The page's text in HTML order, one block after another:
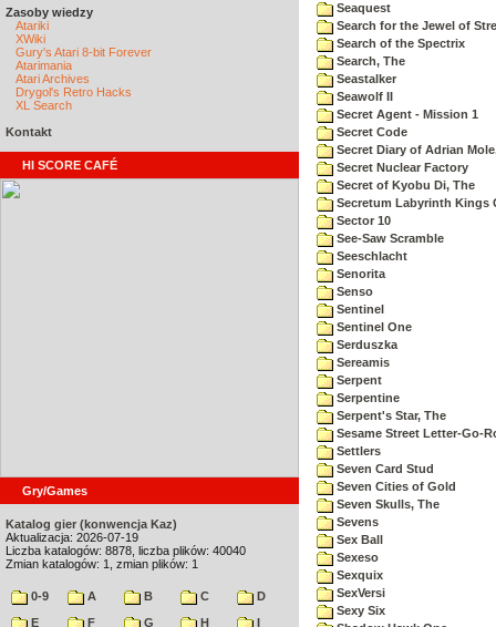
Zasoby wiedzy
Atariki
XWiki
Gury's Atari 8-bit Forever
Atarimania
Atari Archives
Drygol's Retro Hacks
XL Search
Kontakt
HI SCORE CAFÉ
Gry/Games
Katalog gier (konwencja Kaz)
Aktualizacja: 2026-07-19
Liczba katalogów: 8878, liczba plików: 40040
Zmian katalogów: 1, zmian plików: 1
0-9 A B C
D
E
F G H
I
Seaquest
Search for the Jewel of
Search of the Spectrix
Search, The
Seastalker
Seawolf II
Secret Agent - Mission 1
Secret Code
Secret Diary of Adrian
Secret Nuclear Factory
Secret of Kyobu Di, The
Secretum Labyrinth Kings
Sector 10
See-Saw Scramble
Seeschlacht
Senorita
Senso
Sentinel
Sentinel One
Serduszka
Sereamis
Serpent
Serpentine
Serpent's Star, The
Sesame Street Letter-Go-
Settlers
Seven Card Stud
Seven Cities of Gold
Seven Skulls, The
Sevens
Sex Ball
Sexeso
Sexquix
SexVersi
Sexy Six